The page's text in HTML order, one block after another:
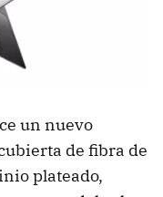
un nuevo
de fibra de
plateado,